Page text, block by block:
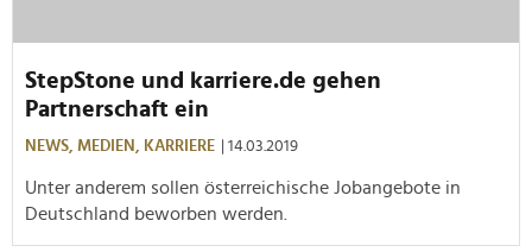
StepStone und karriere.de gehen
Partnerschaft ein
NEWS, MEDIEN, KARRIERE | 14.03.2019
Unter anderem sollen österreichische Jobangebote in
Deutschland beworben werden.